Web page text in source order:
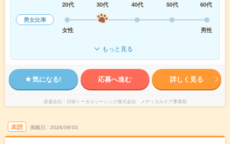
20代
30代 40代 50代
60代
男女比率
女性
男性
もっと見る
気になる! 応募へ進む 詳しく見る
派遣会社 日研トータルソーシング株式会社 メディカルケア事業部
未読 掲載日 2026/08/03